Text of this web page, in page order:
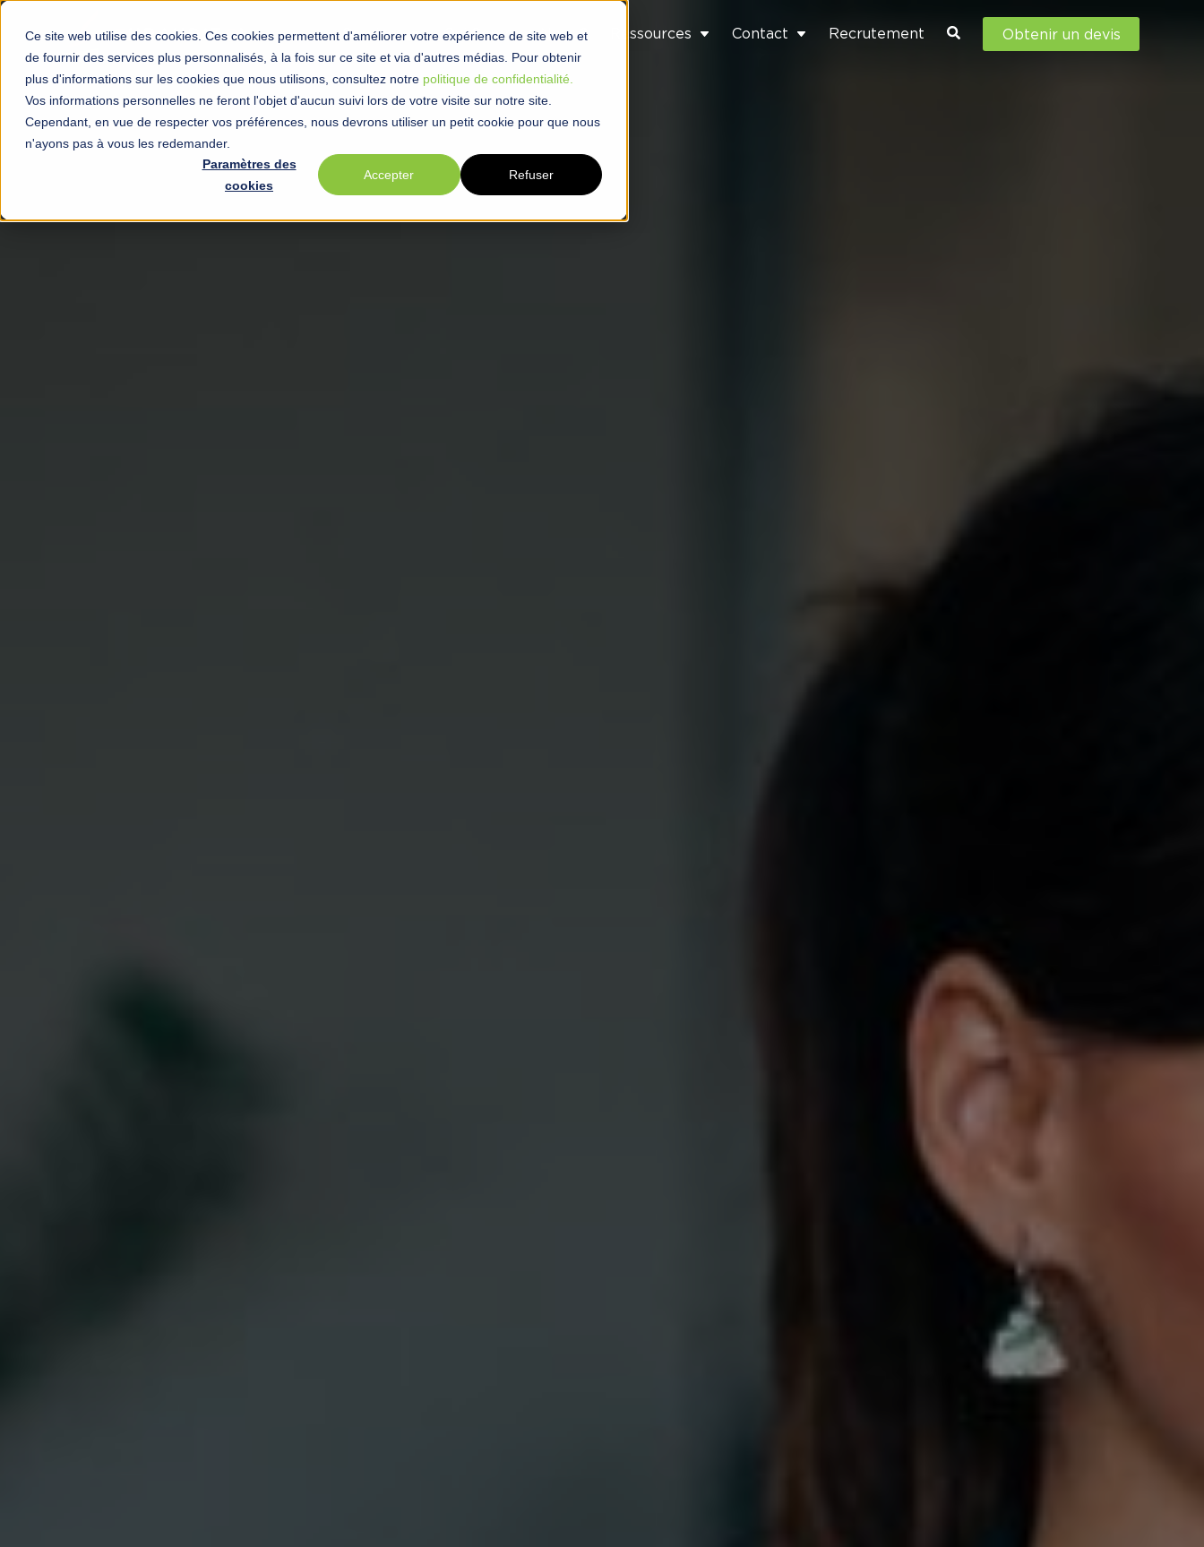
Ce site web utilise des cookies. Ces cookies permettent d'améliorer votre expérience de site web et
de fournir des services plus personnalisés, à la fois sur ce site et via d'autres médias. Pour obtenir
plus d'informations sur les cookies que nous utilisons, consultez notre politique de confidentialité.
Vos informations personnelles ne feront l'objet d'aucun suivi lors de votre visite sur notre site.
Cependant, en vue de respecter vos préférences, nous devrons utiliser un petit cookie pour que nous
n'ayons pas à vous les redemander.
Paramètres des
cookies
Accepter Refuser
Services Qui Sommes-Nous ? Ressources Contact Recrutement Obtenir un devis